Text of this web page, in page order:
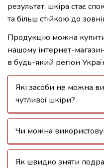
результат: шкіра стає
та більш стійкою до
Продукцію можна
нашому інтернет-
в будь-який регіон
Які засоби не можна
чутливої шкіри?
Чи можна
Як швидко зняти